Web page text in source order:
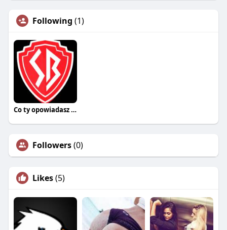
Following (1)
Co ty opowiadasz za historiee
Followers(0)
Likes(5)